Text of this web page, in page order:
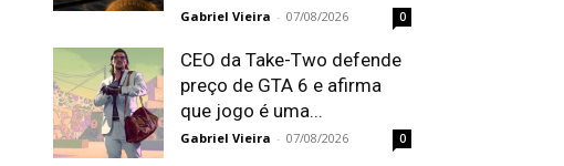
Gabriel Vieira - 07/08/2026 0
CEO da Take-Two defende
preço de GTA 6 e afirma
que jogo é uma...
Gabriel Vieira - 07/08/2026 0